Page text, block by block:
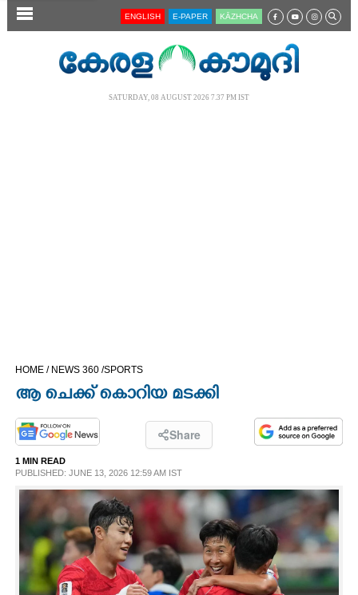
SECTIONS
CINEMA
OPINION
PHOTOS
LIFESTYLE
SPIRITUAL
ENGLISH E-PAPER KĀZHCHA
SATURDAY, 08 AUGUST 2026 7.37 PM IST
HOME / NEWS 360 /SPORTS
ആ ചെക്ക് കൊറിയ മടക്കി
Share
1 MIN READ
PUBLISHED: JUNE 13, 2026 12:59 AM IST